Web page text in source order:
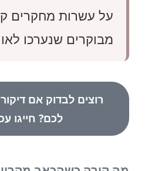
על עשרות מחקרים
מבוקרים שנערכו
רוצים לבדוק אם
לכם? חייגו